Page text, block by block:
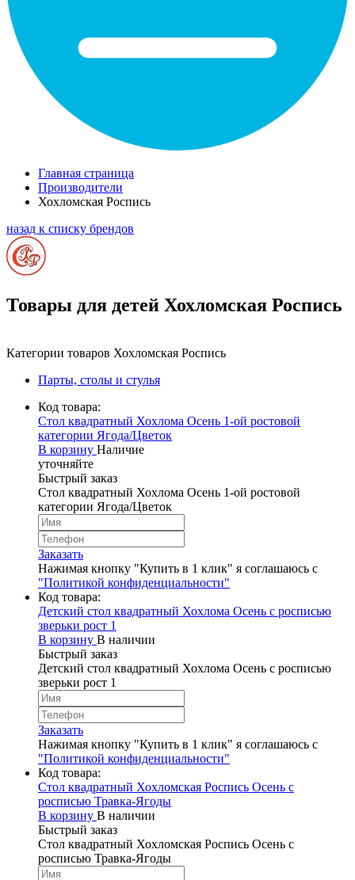
Главная страница
Производители
Хохломская Роспись
назад к списку брендов
Товары для детей Хохломская Роспись
Категории товаров Хохломская Роспись
Парты, столы и стулья
Код товара:
Стол квадратный Хохлома Осень 1-ой ростовой
категории Ягода/Цветок
В корзину Наличие
уточняйте
Быстрый заказ
Стол квадратный Хохлома Осень 1-ой ростовой
категории Ягода/Цветок
Заказать
Нажимая кнопку "Купить в 1 клик" я соглашаюсь с
"Политикой конфиденциальности"
Код товара:
Детский стол квадратный Хохлома Осень с росписью
зверьки рост 1
В корзину В наличии
Быстрый заказ
Детский стол квадратный Хохлома Осень с росписью
зверьки рост 1
Заказать
Нажимая кнопку "Купить в 1 клик" я соглашаюсь с
"Политикой конфиденциальности"
Код товара:
Стол квадратный Хохломская Роспись Осень с
росписью Травка-Ягоды
В корзину В наличии
Быстрый заказ
Стол квадратный Хохломская Роспись Осень с
росписью Травка-Ягоды